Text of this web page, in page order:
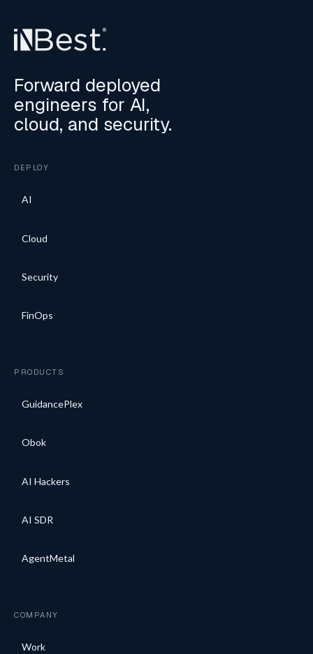
Forward deployed
engineers for AI,
cloud, and security.
DEPLOY
AI
Cloud
Security
FinOps
PRODUCTS
GuidancePlex
Obok
AI Hackers
AI SDR
AgentMetal
COMPANY
Work